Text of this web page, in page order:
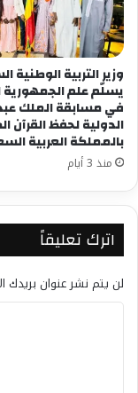
وزير التربية الوطنية
يسلّم علم الجمهورية
في مسابقة الملك عبد
الدولية لحفظ القرآن
بالمملكة العربية
منذ 3 أيام
اترك تعليقاً
لن يتم نشر عنوان بريدك